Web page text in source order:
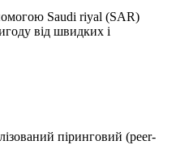
Saudi riyal (SAR)
від швидких і
піринговий (peer-